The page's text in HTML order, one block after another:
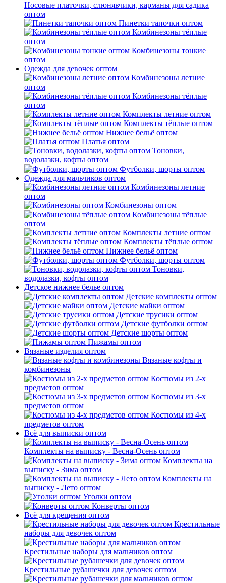
Носовые платочки, слюнявчики, карманы для садика
оптом
Пинетки тапочки оптом
Комбинезоны тёплые
оптом
Комбинезоны тонкие
оптом
Одежда для девочек оптом
Комбинезоны летние
оптом
Комбинезоны тёплые
оптом
Комплекты летние оптом
Комплекты тёплые оптом
Нижнее бельё оптом
Платья оптом
Тоновки,
водолазки, кофты оптом
Футболки, шорты оптом
Одежда для мальчиков оптом
Комбинезоны летние
оптом
Комбинезоны оптом
Комбинезоны тёплые
оптом
Комплекты летние оптом
Комплекты тёплые оптом
Нижнее бельё оптом
Футболки, шорты оптом
Тоновки,
водолазки, кофты оптом
Детское нижнее белье оптом
Детские комплекты оптом
Детские майки оптом
Детские трусики оптом
Детские футболки оптом
Детские шорты оптом
Пижамы оптом
Вязаные изделия оптом
Вязаные кофты и
комбинезоны
Костюмы из 2-х
предметов оптом
Костюмы из 3-х
предметов оптом
Костюмы из 4-х
предметов оптом
Всё для выписки оптом
Комплекты на выписку - Весна-Осень оптом
Комплекты на
выписку - Зима оптом
Комплекты на
выписку - Лето оптом
Уголки оптом
Конверты оптом
Всё для крещения оптом
Крестильные
наборы для девочек оптом
Крестильные наборы для мальчиков оптом
Крестильные рубашечки для девочек оптом